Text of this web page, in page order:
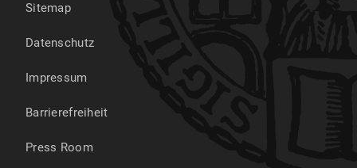
Sitemap
Datenschutz
Impressum
Barrierefreiheit
Press Room